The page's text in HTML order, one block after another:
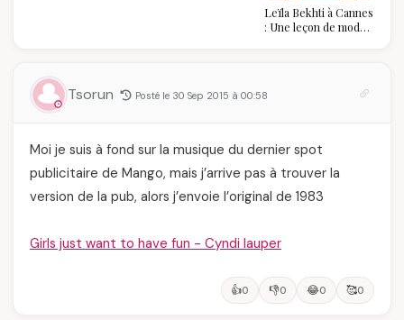
Leïla Bekhti à Cannes
: Une leçon de mode
Tsorun Posté le 30 Sep 2015 à 00:58
Moi je suis à fond sur la musique du dernier spot
publicitaire de Mango, mais j’arrive pas à trouver la
version de la pub, alors j’envoie l’original de 1983
Girls just want to have fun - Cyndi lauper
👍0 👎0 😂0 🥰0